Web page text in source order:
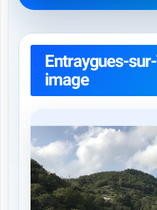
Entraygues-
image